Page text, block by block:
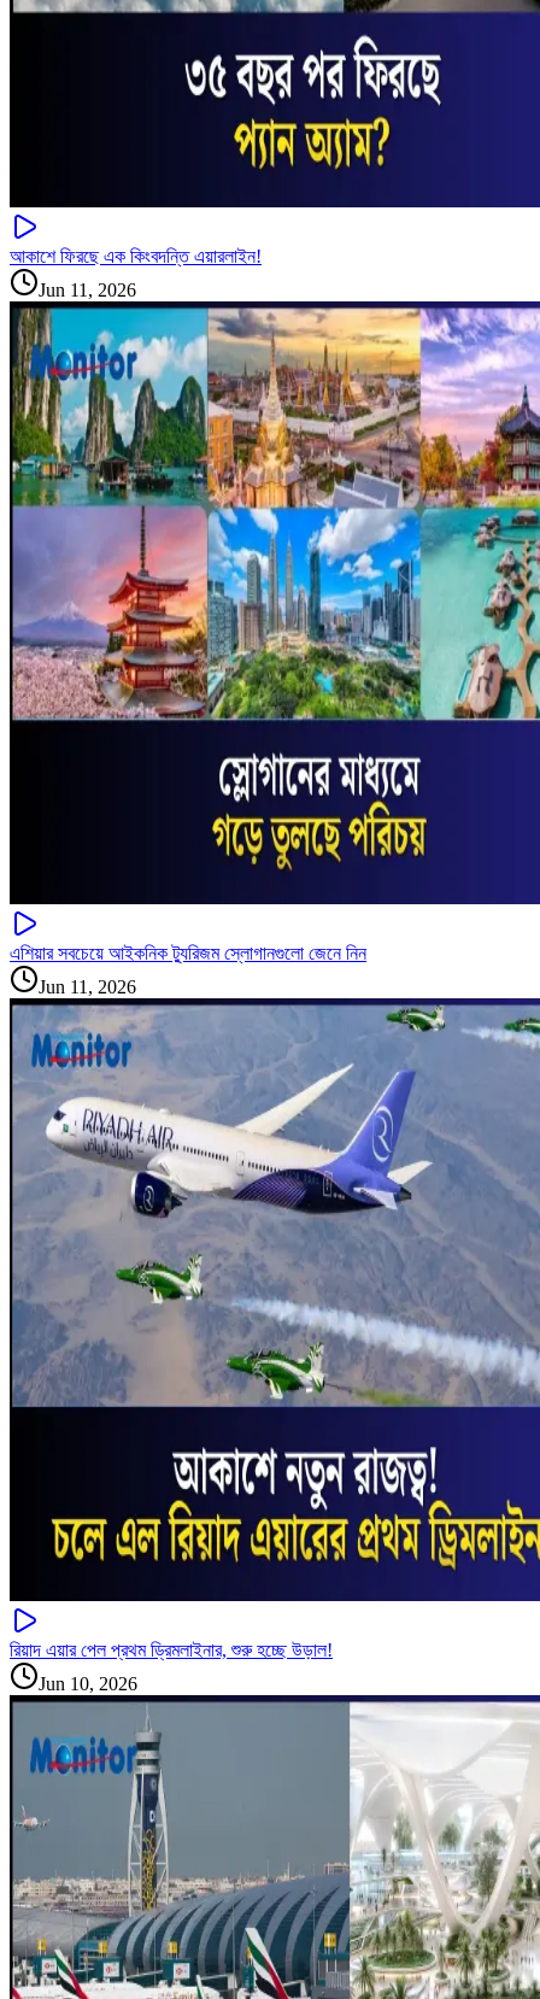
আকাশে ফিরছে এক কিংবদন্তি এয়ারলাইন!
Jun 11, 2026
এশিয়ার সবচেয়ে আইকনিক ট্যুরিজম স্লোগানগুলো জেনে নিন
Jun 11, 2026
রিয়াদ এয়ার পেল প্রথম ড্রিমলাইনার, শুরু হচ্ছে উড়াল!
Jun 10, 2026